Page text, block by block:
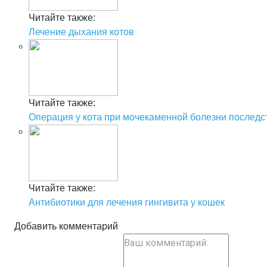
Читайте также:
Лечение дыхания котов
Читайте также:
Операция у кота при мочекаменной болезни
Читайте также:
Антибиотики для лечения гингивита у кошек
Добавить комментарий